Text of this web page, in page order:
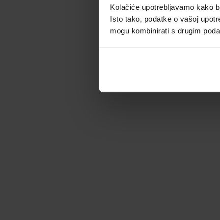
Kolačiće upotrebljavamo kako
Isto tako, podatke o vašoj
mogu kombinirati s drugim